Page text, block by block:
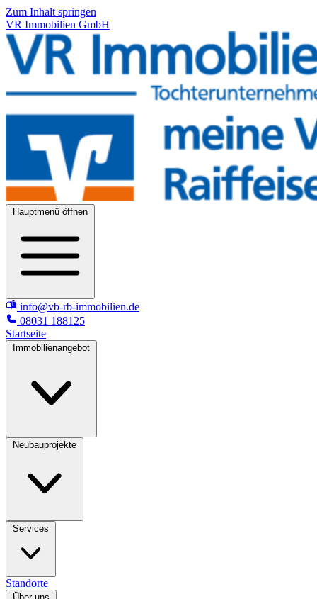
Zum Inhalt springen
VR Immobilien GmbH
Hauptmenü öffnen
info@vb-rb-immobilien.de
08031 188125
Startseite
Immobilienangebot
Neubauprojekte
Services
Standorte